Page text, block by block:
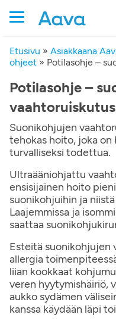
Etusivu » Asiakkaana
ohjeet » Potilasohje –
Potilasohje –
vaahtoruiskutus
Suonikohjujen
tehokas hoito, joka
turvalliseksi todettua.
Ultraääniohjattu
ensisijainen hoito
suonikohjuihin ja
Laajemmissa ja
saattaa
Esteitä suonikohjujen
allergia
liian kookkaat
veren hyytymishäiriö,
aukko sydämen
kanssa käydään läpi